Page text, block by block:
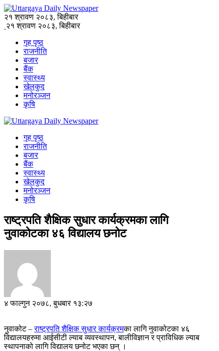
२१ श्रावण २०८३, बिहीबार
२१ श्रावण २०८३, बिहीबार
गृह पृष्ठ
राजनीति
बजार
बैंक
स्वास्थ्य
खेलकुद
मनोरञ्जन
कृषि
गृह पृष्ठ
राजनीति
बजार
बैंक
स्वास्थ्य
खेलकुद
मनोरञ्जन
कृषि
राष्ट्रपति शैक्षिक सुधार कार्यक्रमका लागि
नुवाकोटका ४६ विद्यालय छनोट
४ फाल्गुन २०७८, बुधबार १३:२७
नुवाकोट –राष्ट्रपति शैक्षिक सुधार कार्यक्रमका लागि नुवाकोटका ४६
विद्यालयहरुमा आईसीटी ल्याब व्यवस्थापन, बालीविज्ञान र प्राविधिक ल्याब
स्थापनाको लागि विद्यालय छनोट भएका छन् ।